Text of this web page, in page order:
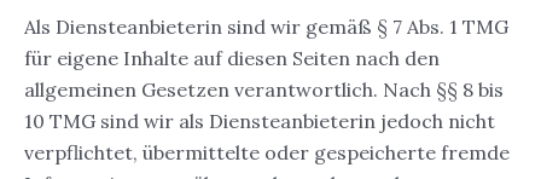
Als Diensteanbieterin sind wir gemäß § 7 Abs. 1 TMG
für eigene Inhalte auf diesen Seiten nach den
allgemeinen Gesetzen verantwortlich. Nach §§ 8 bis
10 TMG sind wir als Diensteanbieterin jedoch nicht
verpflichtet, übermittelte oder gespeicherte fremde